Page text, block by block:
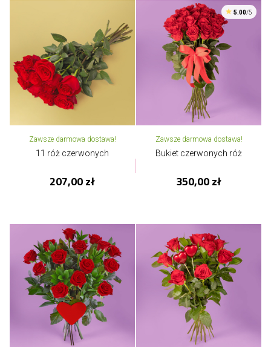
Zawsze darmowa dostawa!
11 róż czerwonych
207,00 zł
5.00/5
Zawsze darmowa dostawa!
Bukiet czerwonych róż
350,00 zł